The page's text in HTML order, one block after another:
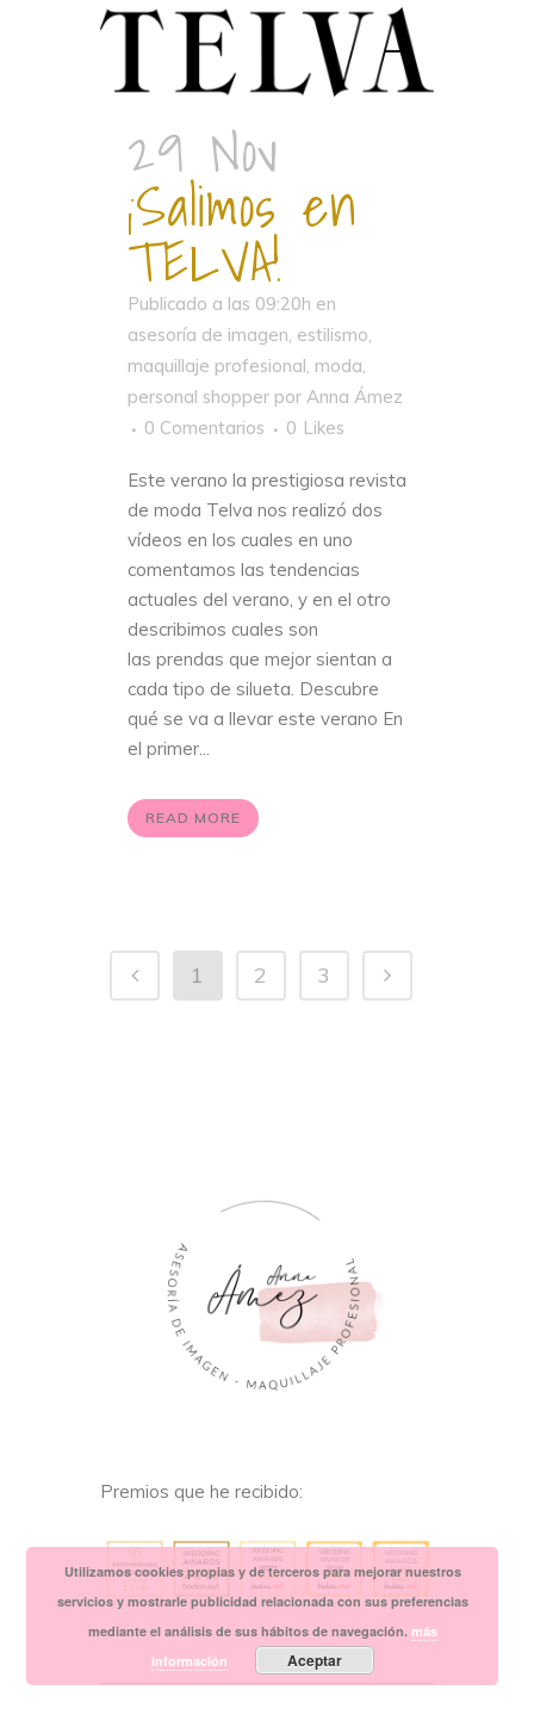
29 Nov
¡Salimos en
TELVA!
Publicado a las 09:20h en
asesoría de imagen, estilismo,
maquillaje profesional, moda,
personal shopper por Anna Ámez
0 Comentarios
0 Likes
Este verano la prestigiosa revista
de moda Telva nos realizó dos
vídeos en los cuales en uno
comentamos las tendencias
actuales del verano, y en el otro
describimos cuales son
las prendas que mejor sientan a
cada tipo de silueta. Descubre
qué se va a llevar este verano En
el primer...
READ MORE
1 2 3
Premios que he recibido:
Utilizamos cookies propias y de terceros para mejorar nuestros
servicios y mostrarle publicidad relacionada con sus preferencias
mediante el análisis de sus hábitos de navegación. más
información
Aceptar